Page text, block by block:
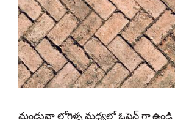
మండువా లోగిళ్ళ మధ్యలో ఓపెన్ గా ఉండి